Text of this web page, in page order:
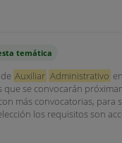
temática
Auxiliar Administrativo en
que se convocarán
más convocatorias, para
los requisitos son